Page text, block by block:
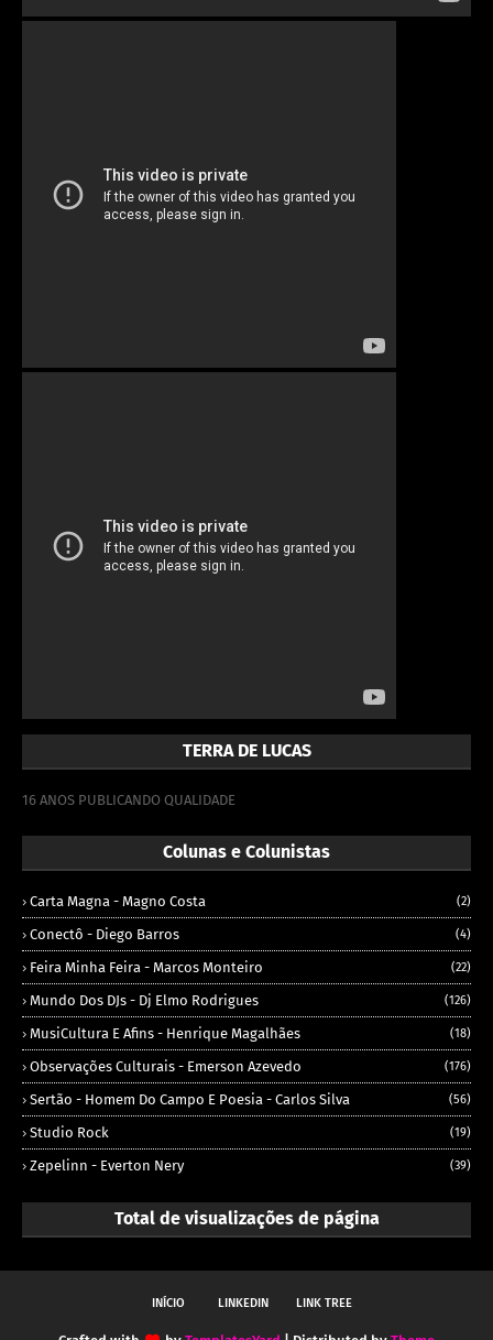
TERRA DE LUCAS
16 ANOS PUBLICANDO QUALIDADE
Colunas e Colunistas
Carta Magna - Magno Costa (2)
Conectô - Diego Barros (4)
Feira Minha Feira - Marcos Monteiro (22)
Mundo Dos DJs - Dj Elmo Rodrigues (126)
MusiCultura E Afins - Henrique Magalhães (18)
Observações Culturais - Emerson Azevedo (176)
Sertão - Homem Do Campo E Poesia - Carlos Silva (56)
Studio Rock (19)
Zepelinn - Everton Nery (39)
Total de visualizações de página
INÍCIO LINKEDIN LINK TREE